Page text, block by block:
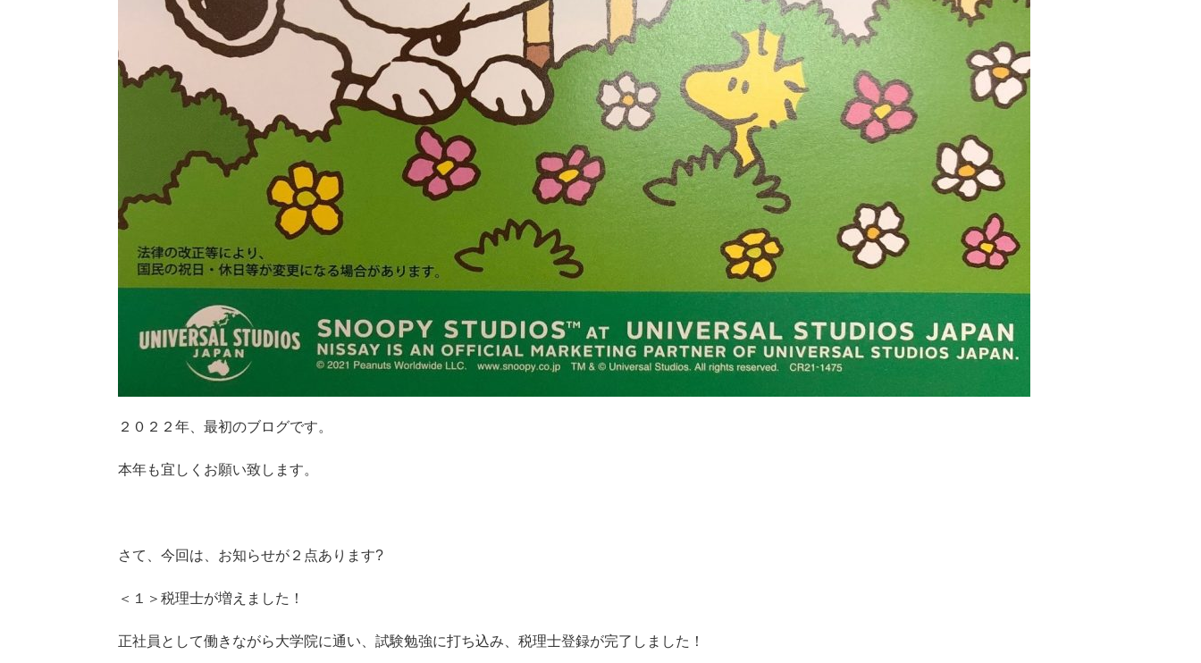
２０２２年、最初のブログです。
本年も宜しくお願い致します。
さて、今回は、お知らせが２点あります?
＜１＞税理士が増えました！
正社員として働きながら大学院に通い、試験勉強に打ち込み、税理士登録が完了しました！